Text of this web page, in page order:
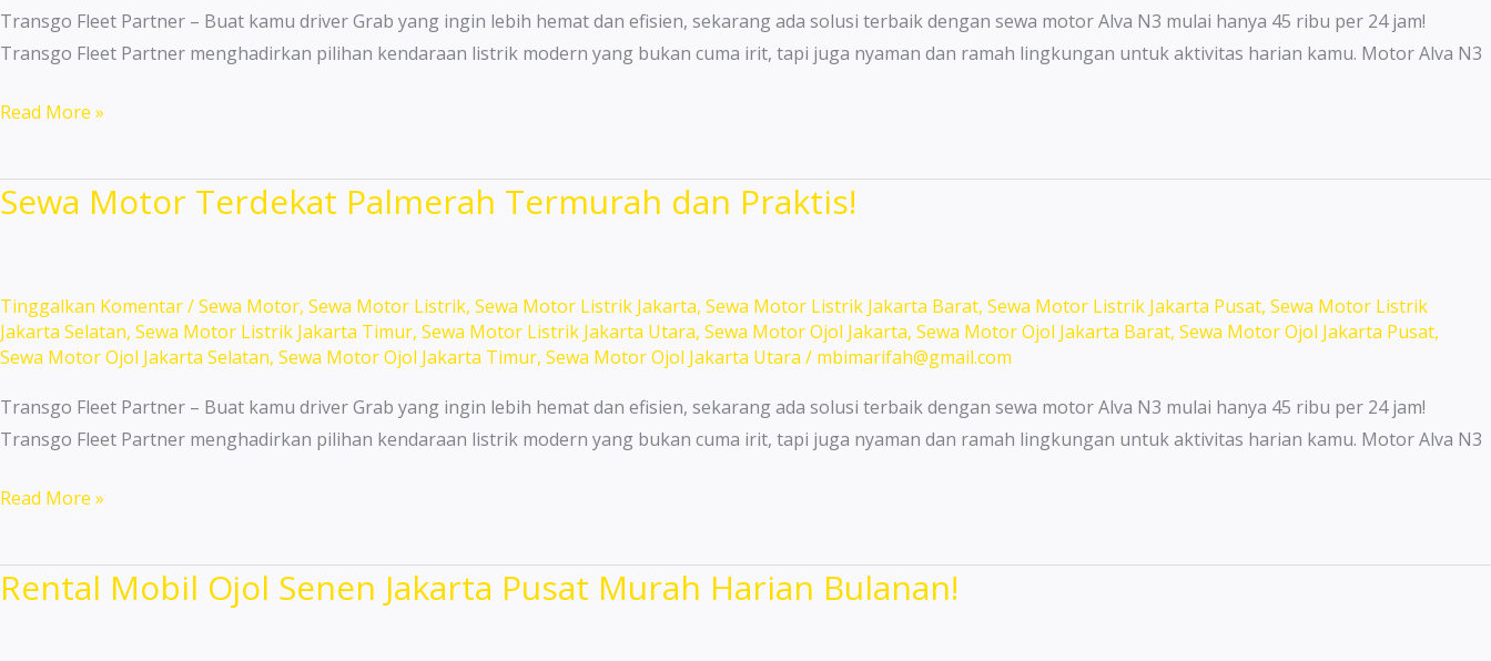
Transgo Fleet Partner – Buat kamu driver Grab yang ingin lebih hemat dan efisien, sekarang ada solusi terbaik dengan sewa motor Alva N3 mulai hanya 45 ribu per 24 jam!
Transgo Fleet Partner menghadirkan pilihan kendaraan listrik modern yang bukan cuma irit, tapi juga nyaman dan ramah lingkungan untuk aktivitas harian kamu. Motor Alva N3
Sewa
Area
Cilandak
24
Jam
Terpercaya!
Read More »
Sewa Motor Terdekat Palmerah Termurah dan Praktis!
Tinggalkan Komentar/Sewa Motor, Sewa Motor Listrik, Sewa Motor Listrik Jakarta, Sewa Motor Listrik Jakarta Barat, Sewa Motor Listrik Jakarta Pusat, Sewa Motor Listrik
Jakarta Selatan, Sewa Motor Listrik Jakarta Timur, Sewa Motor Listrik Jakarta Utara, Sewa Motor Ojol Jakarta, Sewa Motor Ojol Jakarta Barat, Sewa Motor Ojol Jakarta Pusat,
Sewa Motor Ojol Jakarta Selatan, Sewa Motor Ojol Jakarta Timur, Sewa Motor Ojol Jakarta Utara / mbimarifah@gmail.com
Transgo Fleet Partner – Buat kamu driver Grab yang ingin lebih hemat dan efisien, sekarang ada solusi terbaik dengan sewa motor Alva N3 mulai hanya 45 ribu per 24 jam!
Transgo Fleet Partner menghadirkan pilihan kendaraan listrik modern yang bukan cuma irit, tapi juga nyaman dan ramah lingkungan untuk aktivitas harian kamu. Motor Alva N3
Sewa
Terdekat
Palmerah
Read More »
Rental Mobil Ojol Senen Jakarta Pusat Murah Harian Bulanan!